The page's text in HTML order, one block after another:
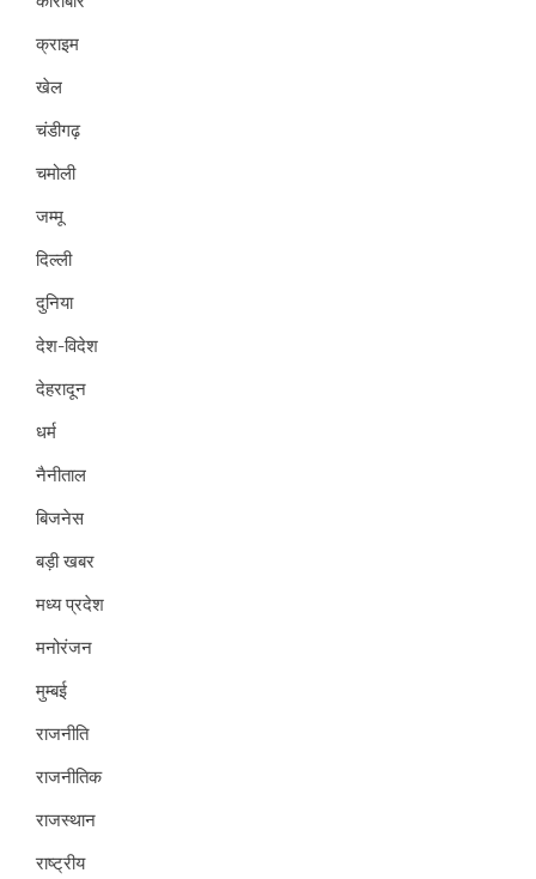
क्राइम
खेल
चंडीगढ़
चमोली
जम्मू
दिल्ली
दुनिया
देश-विदेश
देहरादून
धर्म
नैनीताल
बिजनेस
बड़ी खबर
मध्य प्रदेश
मनोरंजन
मुम्बई
राजनीति
राजनीतिक
राजस्थान
राष्ट्रीय